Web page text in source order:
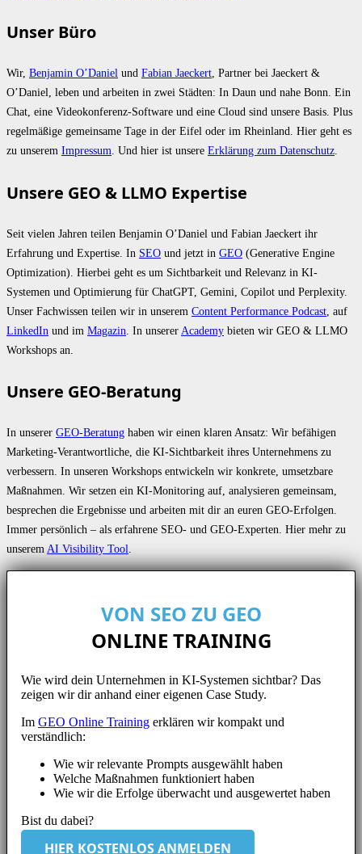
Unser Büro
Wir, Benjamin O’Daniel und Fabian Jaeckert , Partner bei Jaeckert &
O’Daniel, leben und arbeiten in zwei Städten: In Daun und nahe Bonn. Ein
Chat, eine Videokonferenz-Software und eine Cloud sind unsere Basis. Plus
regelmäßige gemeinsame Tage in der Eifel oder im Rheinland. Hier geht es
zu unserem Impressum . Und hier ist unsere Erklärung zum Datenschutz
Unsere GEO & LLMO Expertise
Seit vielen Jahren teilen Benjamin O’Daniel und Fabian Jaeckert ihr
Erfahrung und Expertise. In SEO und jetzt in GEO (Generative Engine
Optimization). Hierbei geht es um Sichtbarkeit und Relevanz in KI-
Systemen und Optimierung für ChatGPT, Gemini, Copilot und Perplexity.
Unser Fachwissen teilen wir in unserem Content Performance Podcast , auf
LinkedIn und im Magazin . In unserer Academy bieten wir GEO & LLMO
Workshops an.
Unsere GEO-Beratung
In unserer GEO-Beratung haben wir einen klaren Ansatz: Wir befähigen
Marketing-Verantwortliche, die KI-Sichtbarkeit ihres Unternehmens zu
verbessern. In unseren Workshops entwickeln wir konkrete, umsetzbare
Maßnahmen. Wir setzen ein KI-Monitoring auf, analysieren gemeinsam,
besprechen die Ergebnisse und arbeiten mit dir an euren GEO-Erfolgen.
Immer persönlich – als erfahrene SEO- und GEO-Experten. Hier mehr zu
unserem AI Visibility Tool
VON SEO ZU GEO
ONLINE TRAINING
Wie wird dein Unternehmen in KI-Systemen sichtbar? Das
zeigen wir dir anhand einer eigenen Case Study.
Im GEO Online Training erklären wir kompakt und
verständlich:
Wie wir relevante Prompts ausgewählt haben
Welche Maßnahmen funktioniert haben
Wie wir die Erfolge überwacht und ausgewertet haben
Bist du dabei?
HIER KOSTENLOS ANMELDEN